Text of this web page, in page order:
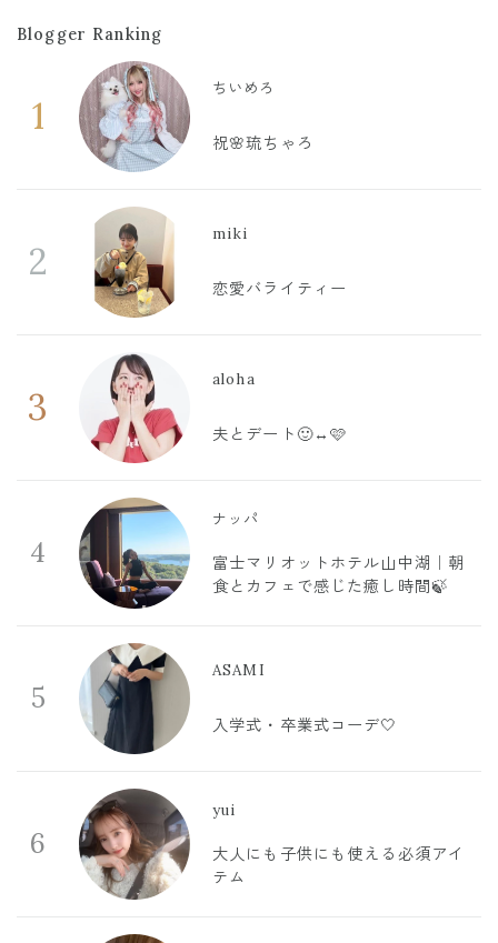
Blogger Ranking
1
ちいめろ
祝🌸琉ちゃろ
2
miki
恋愛バライティー
3
aloha
夫とデート🙂‍↔️🩷
4
ナッパ
富士マリオットホテル山中湖｜朝
食とカフェで感じた癒し時間🍃
5
ASAMI
入学式・卒業式コーデ🤍
6
yui
大人にも子供にも使える必須アイ
テム